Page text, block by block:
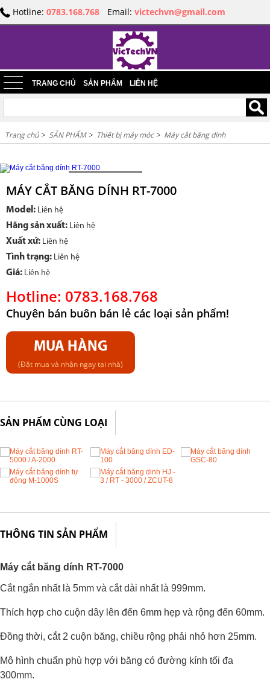
Hotline: 0783.168.768 Email: victechvn@gmail.com
TRANG CHỦ SẢN PHẨM LIÊN HỆ
Trang chủ SẢN PHẨM Thiết bị máy móc Máy cắt băng dính
MÁY CẮT BĂNG DÍNH RT-7000
Model: Liên hệ
Hãng sản xuất: Liên hệ
Xuất xứ: Liên hệ
Tình trạng: Liên hệ
Giá: Liên hệ
Hotline: 0783.168.768
Chuyên bán buôn bán lẻ các loại sản phẩm!
MUA HÀNG
(Đặt mua và nhận ngay tại nhà)
SẢN PHẨM CÙNG LOẠI
THÔNG TIN SẢN PHẨM
Máy cắt băng dính RT-7000
Cắt ngắn nhất là 5mm và cắt dài nhất là 999mm.
Thích hợp cho cuộn dây lên đến 6mm hẹp và rộng đến 60mm.
Đồng thời, cắt 2 cuộn băng, chiều rộng phải nhỏ hơn 25mm.
Mô hình chuẩn phù hợp với băng có đường kính tối đa
300mm.